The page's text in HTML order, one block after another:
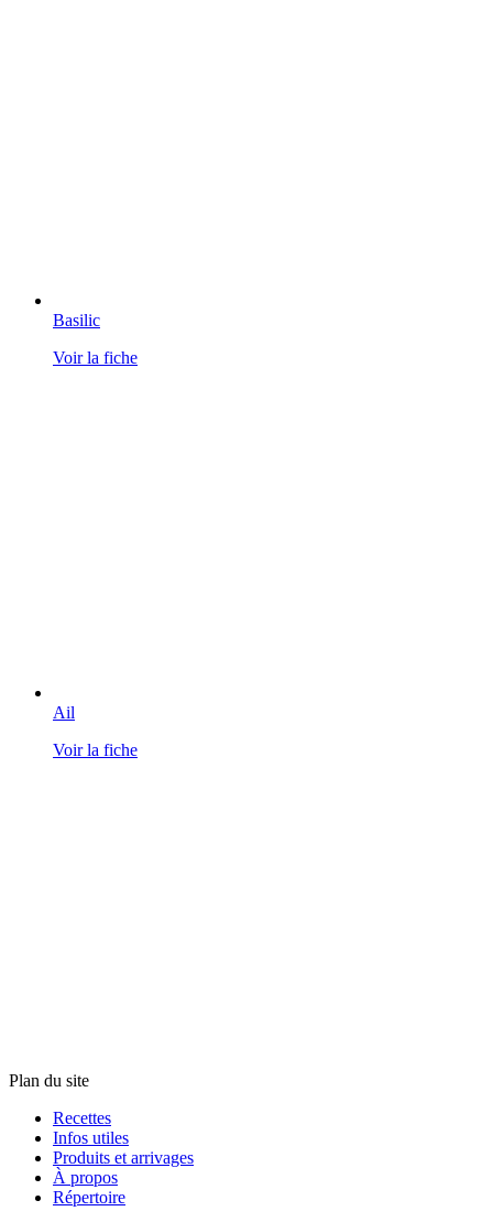
Basilic
Voir la fiche
Ail
Voir la fiche
Plan du site
Recettes
Infos utiles
Produits et arrivages
À propos
Répertoire